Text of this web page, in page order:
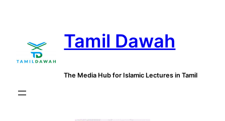
Tamil Dawah
The Media Hub for Islamic Lectures in Tamil